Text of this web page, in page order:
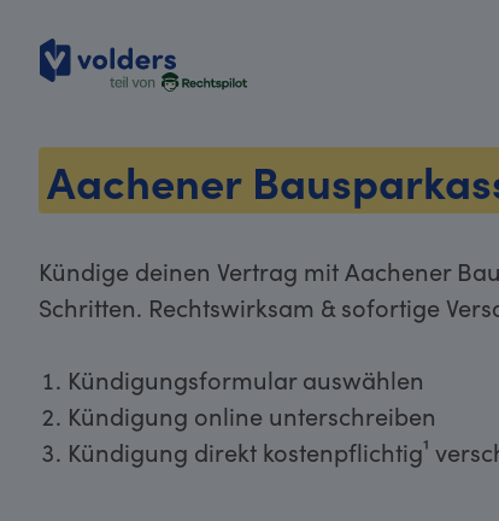
Aachener
Kündige deinen Vertrag mit Aachener
Schritten. Rechtswirksam & sofortige
Kündigungsformular auswählen
Kündigung online unterschreiben
Kündigung direkt kostenpflichtig¹